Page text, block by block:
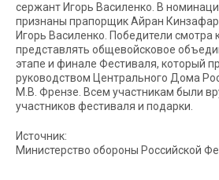
сержант Игорь Василенко. В
признаны прапорщик Айран
Игорь Василенко. Победители смотра
представлять общевойсковое
этапе и финале Фестиваля, который
руководством Центрального Дома
М.В. Френзе. Всем участникам были
участников фестиваля и подарки.
Источник:
Министерство обороны Российской